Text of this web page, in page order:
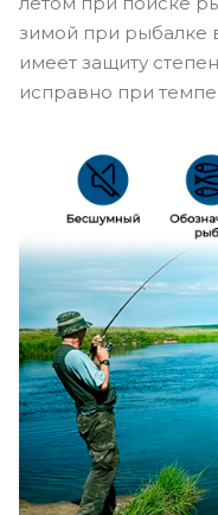
зимой при рыбалке
имеет защиту
исправно при